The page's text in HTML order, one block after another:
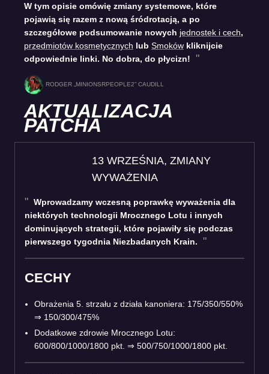
W tym opisie omówię zmiany systemowe, które
pojawią się razem z nową śródrotacją, a po
szczegółowe podsumowanie nowych jednostek i cech,
przedmiotów kosmetycznych lub Smoków kliknijcie
odpowiednie linki. No dobra, do płycizn!
RODGER „MINIONSRPEOPLE2” CAUDILL
AKTUALIZACJA
PATCHA
13 WRZEŚNIA, ZMIANY
WYWAŻENIA
Wprowadzamy wczesną poprawkę wyważenia dla
niektórych technologii Mrocznego Lotu i innych
dominujących strategii, które pojawiły się podczas
pierwszego tygodnia Niezbadanych Krain.
CECHY
Obrażenia 5. strzału z działa kanoniera: 175/350/550%
⇒ 150/300/475%
Dodatkowe zdrowie Mrocznego Lotu:
600/800/1000/1800 pkt. ⇒ 500/750/1000/1800 pkt.